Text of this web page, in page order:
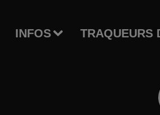
INFOS TRAQUEURS